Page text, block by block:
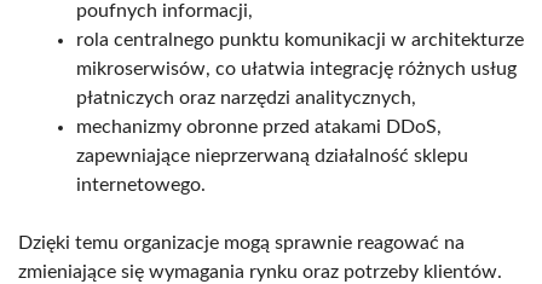
poufnych informacji,
rola centralnego punktu komunikacji w architekturze
mikroserwisów, co ułatwia integrację różnych usług
płatniczych oraz narzędzi analitycznych,
mechanizmy obronne przed atakami DDoS,
zapewniające nieprzerwaną działalność sklepu
internetowego.
Dzięki temu organizacje mogą sprawnie reagować na
zmieniające się wymagania rynku oraz potrzeby klientów.